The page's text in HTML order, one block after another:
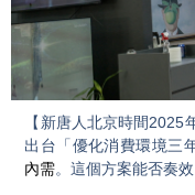
【新唐人北京時間
出台「優化消費環境三
內需。這個方案能否奏效